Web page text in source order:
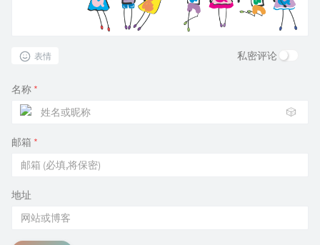
表情 私密评论
名称 *
🎲
邮箱 *
地址